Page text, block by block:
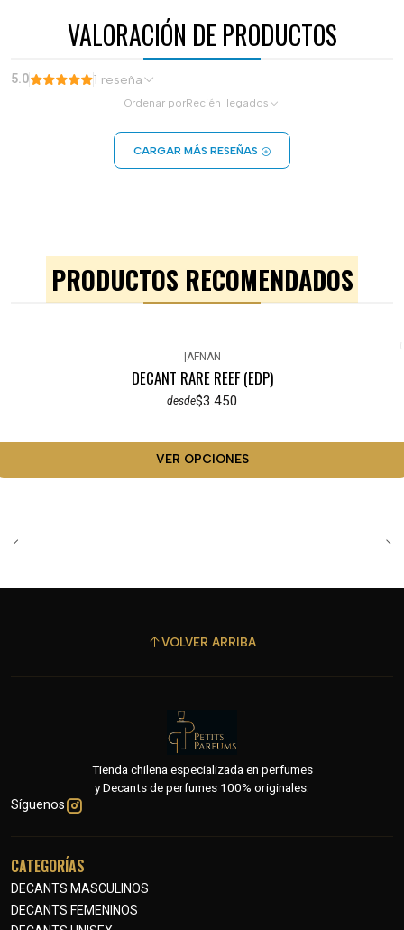
VALORACIÓN DE PRODUCTOS
5.0 1 reseña
Ordenar porRecién llegados
CARGAR MÁS RESEÑAS
PRODUCTOS RECOMENDADOS
AFNAN
DECANT RARE REEF (EDP)
desde$3.450
VER OPCIONES
VOLVER ARRIBA
Tienda chilena especializada en perfumes
y Decants de perfumes 100% originales.
Síguenos
CATEGORÍAS
DECANTS MASCULINOS
DECANTS FEMENINOS